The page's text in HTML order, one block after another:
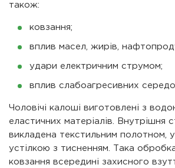
також:
ковзання;
вплив масел, жирів,
удари електричним
вплив слабоагресивних
Чоловічі калоші виготовлені з
еластичних матеріалів. Внутрішня
викладена текстильним полотном,
устілкою з тисненням. Така обробка
ковзання всередині захисного